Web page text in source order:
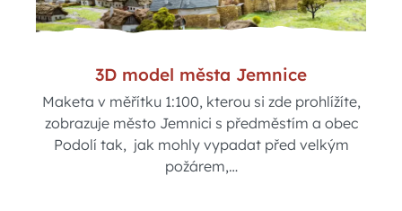
3D model města Jemnice
Maketa v měřítku 1:100, kterou si zde prohlížíte,
zobrazuje město Jemnici s předměstím a obec
Podolí tak, jak mohly vypadat před velkým
požárem,…